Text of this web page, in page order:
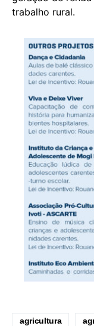
trabalho rural.
agricultura